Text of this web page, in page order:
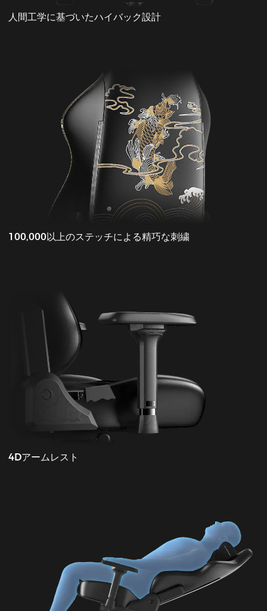
人間工学に基づいたハイバック設計
100,000以上のステッチによる精巧な刺繍
4Dアームレスト